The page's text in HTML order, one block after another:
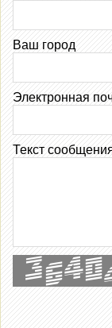
Ваш город
Электронная
Текст